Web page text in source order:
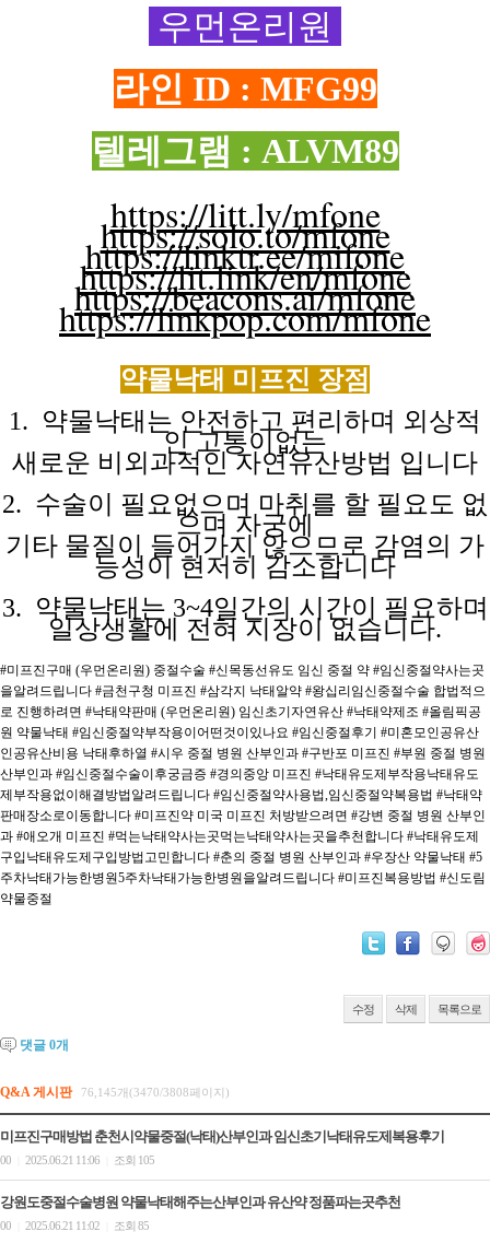
우먼온리원
라인 ID : MFG99
텔레그램 : ALVM89
https://litt.ly/mfone
https://solo.to/mfone
https://linktr.ee/mifone
https://lit.link/en/mfone
https://beacons.ai/mfone
https://linkpop.com/mfone
약물낙태 미프진 장점
1. 약물낙태는 안전하고 편리하며 외상적
인 고통이없는
새로운 비외과적인자연유산방법 입니다
2. 수술이 필요없으며 마취를 할 필요도 없
으며 자궁에
기타 물질이 들어가지않으므로 감염의 가
능성이 현저히 감소합니다
3. 약물낙태는 3~4일간의 시간이 필요하며
일상생활에 전혀 지장이 없습니다.
#미프진구매 (우먼온리원) 중절수술 #신목동선유도 임신 중절 약 #임신중절약사는곳
을알려드립니다 #금천구청 미프진 #삼각지 낙태알약 #왕십리임신중절수술 합법적으
로 진행하려면 #낙태약판매 (우먼온리원) 임신초기자연유산 #낙태약제조 #올림픽공
원 약물낙태 #임신중절약부작용이어떤것이있나요 #임신중절후기 #미혼모인공유산
인공유산비용 낙태후하열 #시우 중절 병원 산부인과 #구반포 미프진 #부원 중절 병원
산부인과 #임신중절수술이후궁금증 #경의중앙 미프진 #낙태유도제부작용낙태유도
제부작용없이해결방법알려드립니다 #임신중절약사용법,임신중절약복용법 #낙태약
판매장소로이동합니다 #미프진약 미국 미프진 처방받으려면 #강변 중절 병원 산부인
과 #애오개 미프진 #먹는낙태약사는곳먹는낙태약사는곳을추천합니다 #낙태유도제
구입낙태유도제구입방법고민합니다 #춘의 중절 병원 산부인과 #우장산 약물낙태 #5
주차낙태가능한병원5주차낙태가능한병원을알려드립니다 #미프진복용방법 #신도림
약물중절
수정 삭제 목록으로
댓글 0개
Q&A 게시판 76,145개(3470/3808페이지)
미프진구매방법 춘천시약물중절(낙태)산부인과 임신초기낙태유도제복용후기
00 2025.06.21 11:06 조회 105
강원도중절수술병원 약물낙태해주는산부인과 유산약 정품파는곳추천
00 2025.06.21 11:02 조회 85